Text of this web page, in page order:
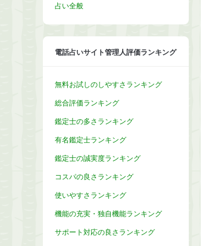
占い全般
電話占いサイト管理人評価ランキング
無料お試しのしやすさランキング
総合評価ランキング
鑑定士の多さランキング
有名鑑定士ランキング
鑑定士の誠実度ランキング
コスパの良さランキング
使いやすさランキング
機能の充実・独自機能ランキング
サポート対応の良さランキング